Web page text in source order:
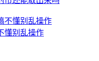
懂别乱操作